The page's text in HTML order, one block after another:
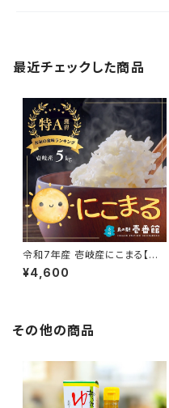
最近チェックした商品
令和7年産 壱岐産にこまる【重
量選択可】
¥4,600
その他の商品